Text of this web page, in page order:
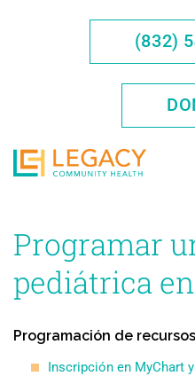
(832)
Programar
pediátrica
Programación de recursos
Inscripción en MyChart